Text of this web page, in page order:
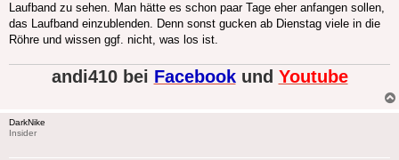
Laufband zu sehen. Man hätte es schon paar Tage eher anfangen sollen,
das Laufband einzublenden. Denn sonst gucken ab Dienstag viele in die
Röhre und wissen ggf. nicht, was los ist.
andi410 bei Facebookund Youtube
DarkNike
Insider